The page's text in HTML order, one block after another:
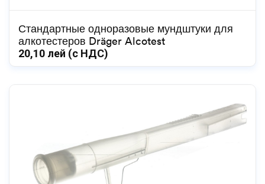
Стандартные одноразовые мундштуки для
алкотестеров Dräger Alcotest
20,10 лей (с НДС)